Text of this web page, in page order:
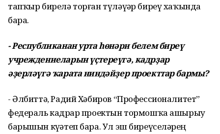
тапҡыр бирелә торған түләүҙәр биреү хаҡында
бара.
- Республиканан урта һөнәри белем биреү
учреждениеларын үҫтереүгә, кадрҙар
әҙерләүгә ҡарата ниндәйҙер проекттар бармы?
- Әлбиттә, Радий Хәбиров “Профессионалитет”
федераль кадрҙар проектын тормошҡа ашырыу
барышын күҙәтеп бара. Ул эш биреүселәрҙең